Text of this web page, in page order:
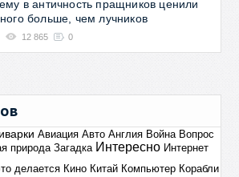
в античность пращников ценили
больше, чем лучников
12 865 0
Авиация Авто Англия Война Вопрос
природа Загадка Интересно Интернет
делается Кино Китай Компьютер Корабли